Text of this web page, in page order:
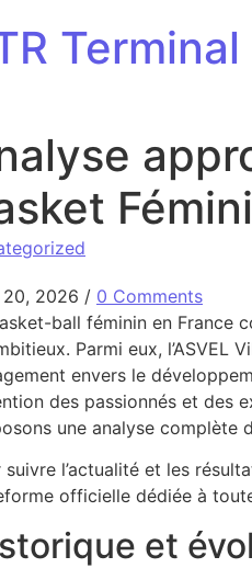
Terminal
20, 2026 / 0 Comments
ball féminin en France
Parmi eux, l’ASVEL
envers le
des passionnés et des
une analyse complète
suivre l’actualité et les
officielle dédiée à
et